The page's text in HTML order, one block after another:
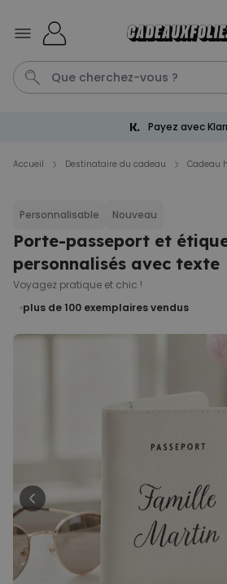
Peignoir personnalisé
picto et texte
39,99 €
Chaussettes
Tablier de cuisine
personnalisé Édition
Personnalisable
Verre Aperol Spritz
personnalisé avec
Personnalisable
Payez avec
Accueil Destinataire du cadeau Cadeau
Personnalisable Nouveau
Porte-passeport et
personnalisés avec texte
Voyagez pratique et chic !
plus de 100 exemplaires vendus